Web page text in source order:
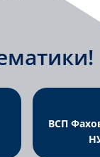
ВСП